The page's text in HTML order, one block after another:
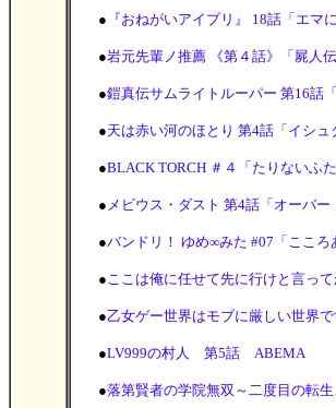
● 『おねがいアイプリ』 18話「エ
●岩元先輩ノ推薦 《第４話》「屍人
●鎧真伝サムライトルーパー 第16
●天は赤い河のほとり 第4話「イシ
●BLACK TORCH ＃４「たりないふ
● メビウス・ダスト 第4話「オーバ
●バンドリ！ ゆめ∞みた #07「ここ
●ここは俺に任せて先に行けと言っ
●乙女ゲー世界はモブに厳しい世界
●LV999の村人 第5話 ABEMA
●落第賢者の学院無双～二度目の転